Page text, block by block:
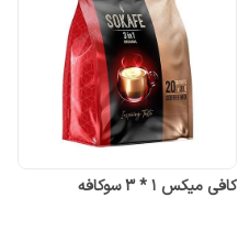
کافی میکس 1 * 3 سوکافه